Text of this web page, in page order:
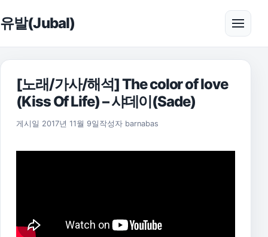
유발(Jubal) 메뉴
[노래/가사/해석] The color of love
(Kiss Of Life) – 샤데이(Sade)
게시일 2017년 11월 9일 2021년 7월 13일
작성자 barnabas